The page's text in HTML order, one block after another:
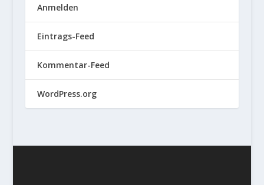
Anmelden
Eintrags-Feed
Kommentar-Feed
WordPress.org